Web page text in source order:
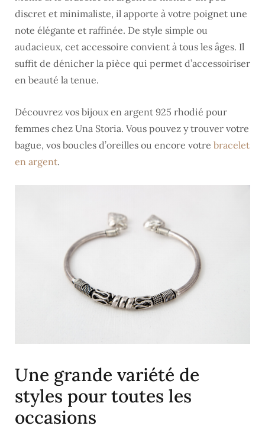
discret et minimaliste, il apporte à votre poignet une
note élégante et raffinée. De style simple ou
audacieux, cet accessoire convient à tous les âges. Il
suffit de dénicher la pièce qui permet d’accessoiriser
en beauté la tenue.
Découvrez vos bijoux en argent 925 rhodié pour
femmes chez Una Storia. Vous pouvez y trouver votre
bague, vos boucles d’oreilles ou encore votre bracelet
en argent.
Une grande variété de
styles pour toutes les
occasions